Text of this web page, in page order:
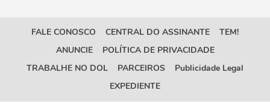
FALE CONOSCO CENTRAL DO ASSINANTE
TEM!
ANUNCIE
POLÍTICA DE PRIVACIDADE
TRABALHE NO DOL
PARCEIROS
Publicidade Legal
EXPEDIENTE